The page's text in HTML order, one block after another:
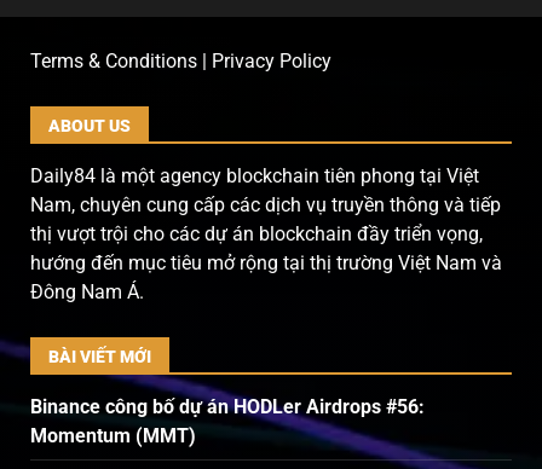
Terms & Conditions | Privacy Policy
ABOUT US
Daily84 là một agency blockchain tiên phong tại Việt
Nam, chuyên cung cấp các dịch vụ truyền thông và tiếp
thị vượt trội cho các dự án blockchain đầy triển vọng,
hướng đến mục tiêu mở rộng tại thị trường Việt Nam và
Đông Nam Á.
BÀI VIẾT MỚI
Binance công bố dự án HODLer Airdrops #56:
Momentum (MMT)